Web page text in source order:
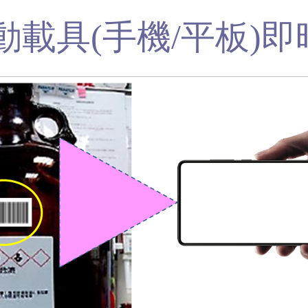
載具(手機/平板)即